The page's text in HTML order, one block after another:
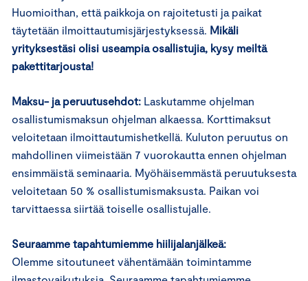
Huomioithan, että paikkoja on rajoitetusti ja paikat
täytetään ilmoittautumisjärjestyksessä. Mikäli
yrityksestäsi olisi useampia osallistujia, kysy meiltä
pakettitarjousta!
Maksu- ja peruutusehdot: Laskutamme ohjelman
osallistumismaksun ohjelman alkaessa. Korttimaksut
veloitetaan ilmoittautumishetkellä. Kuluton peruutus on
mahdollinen viimeistään 7 vuorokautta ennen ohjelman
ensimmäistä seminaaria. Myöhäisemmästä peruutuksesta
veloitetaan 50 % osallistumismaksusta. Paikan voi
tarvittaessa siirtää toiselle osallistujalle.
Seuraamme tapahtumiemme hiilijalanjälkeä:
Olemme sitoutuneet vähentämään toimintamme